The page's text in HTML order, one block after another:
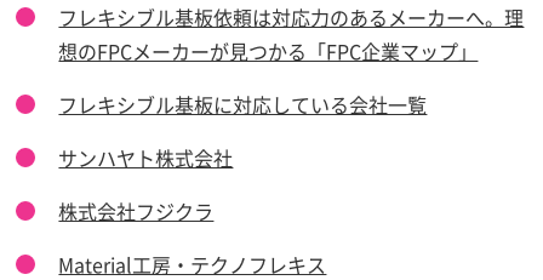
フレキシブル基板依頼は対応力のあるメーカーへ。理
想のFPCメーカーが見つかる「FPC企業マップ」
フレキシブル基板に対応している会社一覧
サンハヤト株式会社
株式会社フジクラ
Material工房・テクノフレキス